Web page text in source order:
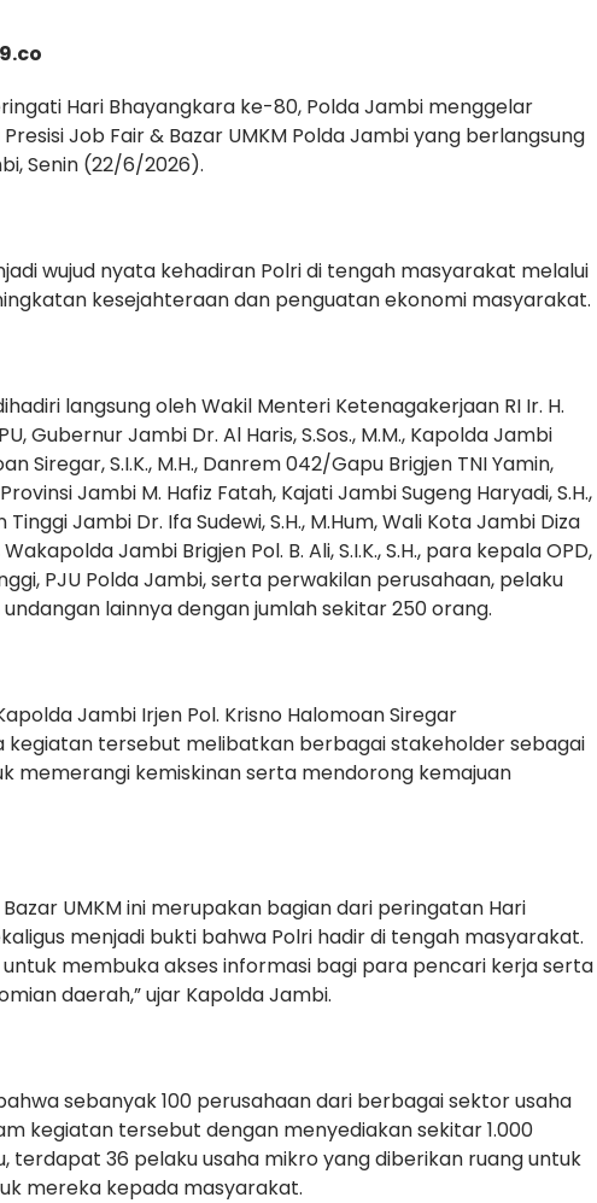
Hari Bhayangkara ke-80, Polda Jambi menggelar
Job Fair & Bazar UMKM Polda Jambi yang berlangsung
Senin (22/6/2026).
wujud nyata kehadiran Polri di tengah masyarakat melalui
kesejahteraan dan penguatan ekonomi masyarakat.
langsung oleh Wakil Menteri Ketenagakerjaan RI Ir. H.
Gubernur Jambi Dr. Al Haris, S.Sos., M.M., Kapolda Jambi
Siregar, S.I.K., M.H., Danrem 042/Gapu Brigjen TNI Yamin,
Provinsi Jambi M. Hafiz Fatah, Kajati Jambi Sugeng Haryadi, S.H.,
Tinggi Jambi Dr. Ifa Sudewi, S.H., M.Hum, Wali Kota Jambi Diza
Wakapolda Jambi Brigjen Pol. B. Ali, S.I.K., S.H., para kepala OPD,
PJU Polda Jambi, serta perwakilan perusahaan, pelaku
undangan lainnya dengan jumlah sekitar 250 orang.
Jambi Irjen Pol. Krisno Halomoan Siregar
kegiatan tersebut melibatkan berbagai stakeholder sebagai
memerangi kemiskinan serta mendorong kemajuan
UMKM ini merupakan bagian dari peringatan Hari
menjadi bukti bahwa Polri hadir di tengah masyarakat.
membuka akses informasi bagi para pencari kerja serta
daerah,” ujar Kapolda Jambi.
sebanyak 100 perusahaan dari berbagai sektor usaha
kegiatan tersebut dengan menyediakan sekitar 1.000
terdapat 36 pelaku usaha mikro yang diberikan ruang untuk
mereka kepada masyarakat.